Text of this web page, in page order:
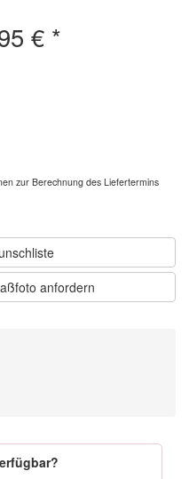
€ *
zur Berechnung des Liefertermins
anfordern